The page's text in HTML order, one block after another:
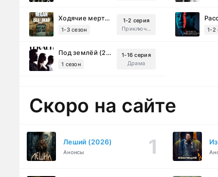
Ходячие мертвецы: Мертвый город (2023)
1-3 сезон
1-2 серия
Приключения, Ужасы, Триллер
1-2
Под землёй (2026)
1 сезон
1-16 серия
Драма
Скоро на сайте
Леший (2026)
Анонсы